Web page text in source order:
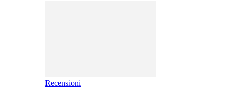
Recensioni